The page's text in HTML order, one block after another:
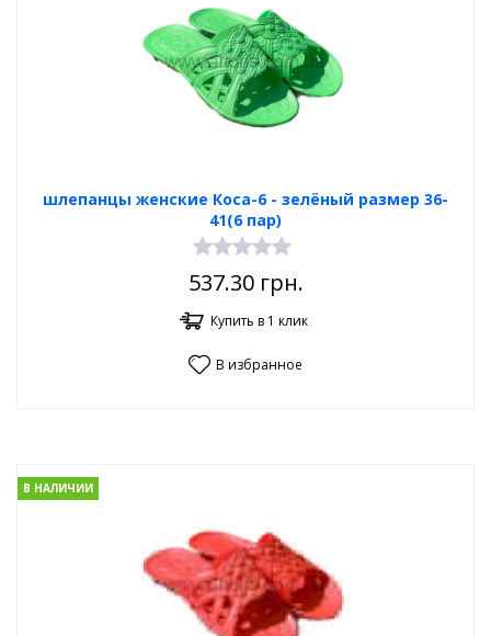
шлепанцы женские Коса-6 - зелёный размер 36-
41(6 пар)
537.30грн.
Купить в 1 клик
В избранное
В НАЛИЧИИ